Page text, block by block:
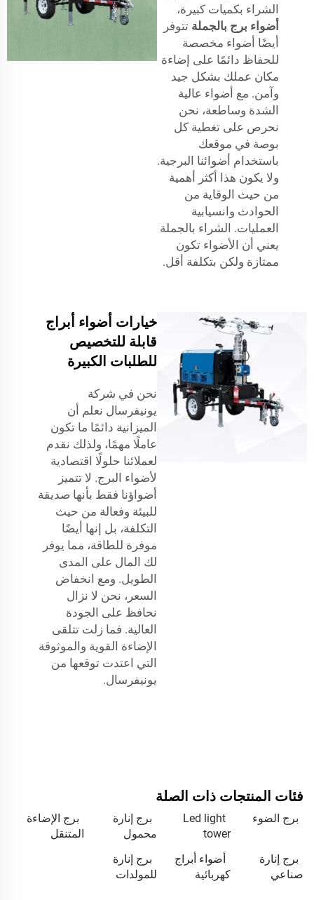
الشراء بكميات كبيرة،
أضواء برج بالجملة تتوفر
أيضًا أضواء مخصصة
للحفاظ دائمًا على إضاءة
مكان عملك بشكل جيد
وآمن. مع أضواء عالية
الشدة وساطعة، نحن
نحرص على تغطية كل
بوصة في موقعك
باستخدام أضوائنا البرجية.
ولا يكون هذا أكثر أهمية
من حيث الوقاية من
الحوادث وانسيابية
العمليات. الشراء بالجملة
يعني أن الأضواء تكون
ممتازة ولكن بتكلفة أقل.
خيارات أضواء أبراج
قابلة للتخصيص
للطلبات الكبيرة
نحن في شركة
يونيفرسال نعلم أن
الميزانية دائمًا ما تكون
عاملًا مهمًا، ولذلك نقدم
لعملائنا حلولًا اقتصادية
لأضواء البرج. لا تتميز
أضواؤنا فقط بأنها صديقة
للبيئة وفعالة من حيث
التكلفة، بل إنها أيضًا
موفرة للطاقة، مما يوفر
لك المال على المدى
الطويل. ومع انخفاض
السعر، نحن لا نزال
نحافظ على الجودة
العالية. فما زلت تتلقى
الإضاءة القوية والموثوقة
التي اعتدت توقعها من
يونيفرسال.
فئات المنتجات ذات الصلة
برج الضوء
Led light
tower
برج إنارة
محمول
برج الإضاءة
المتنقل
برج إنارة
صناعي
أضواء أبراج
كهربائية
برج إنارة
للمولدات